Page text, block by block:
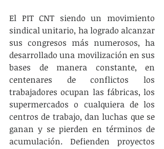
El PIT CNT siendo un movimiento
sindical unitario, ha logrado alcanzar
sus congresos más numerosos, ha
desarrollado una movilización en sus
bases de manera constante, en
centenares de conflictos los
trabajadores ocupan las fábricas, los
supermercados o cualquiera de los
centros de trabajo, dan luchas que se
ganan y se pierden en términos de
acumulación. Defienden proyectos